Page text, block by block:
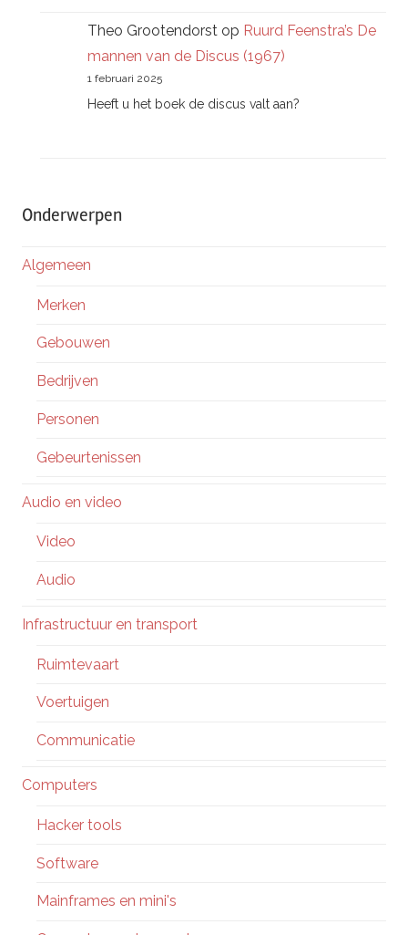
Theo Grootendorst op Ruurd Feenstra’s De
mannen van de Discus (1967)
1 februari 2025
Heeft u het boek de discus valt aan?
Onderwerpen
Algemeen
Merken
Gebouwen
Bedrijven
Personen
Gebeurtenissen
Audio en video
Video
Audio
Infrastructuur en transport
Ruimtevaart
Voertuigen
Communicatie
Computers
Hacker tools
Software
Mainframes en mini's